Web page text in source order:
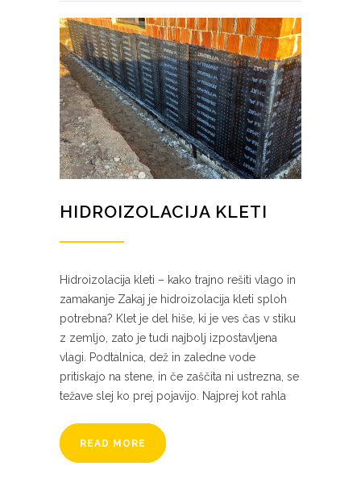
HIDROIZOLACIJA KLETI
Hidroizolacija kleti – kako trajno rešiti vlago in
zamakanje Zakaj je hidroizolacija kleti sploh
potrebna? Klet je del hiše, ki je ves čas v stiku
z zemljo, zato je tudi najbolj izpostavljena
vlagi. Podtalnica, dež in zaledne vode
pritiskajo na stene, in če zaščita ni ustrezna, se
težave slej ko prej pojavijo. Najprej kot rahla
READ MORE